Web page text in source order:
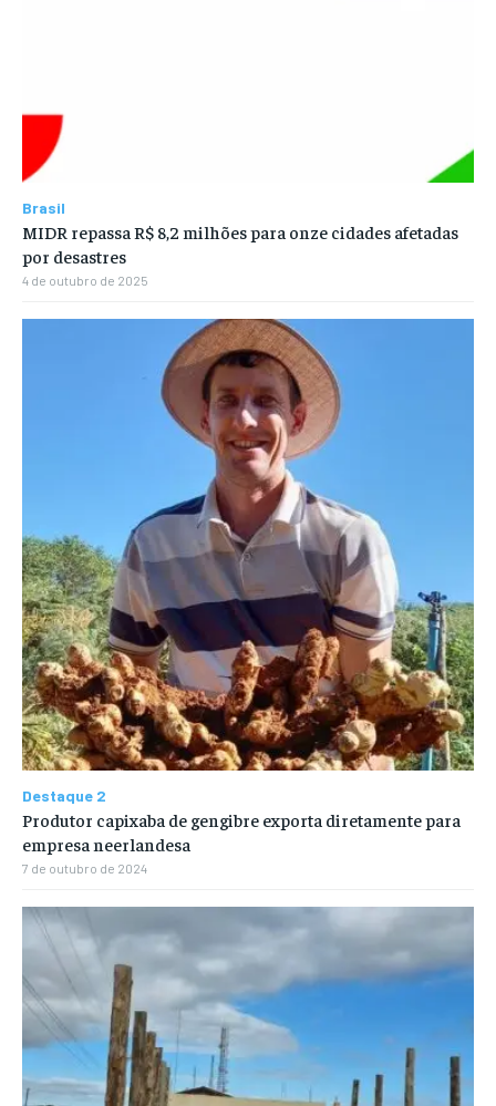
Brasil
MIDR repassa R$ 8,2 milhões para onze cidades afetadas
por desastres
4 de outubro de 2025
Destaque 2
Produtor capixaba de gengibre exporta diretamente para
empresa neerlandesa
7 de outubro de 2024